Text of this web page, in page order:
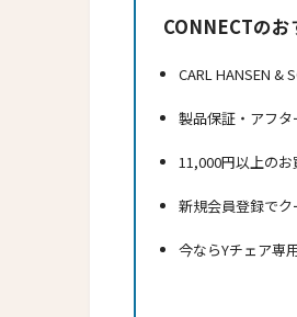
CONNECTの
CARL HANSEN &
製品保証・アフ
11,000円以上の
新規会員登録で
今ならYチェア専